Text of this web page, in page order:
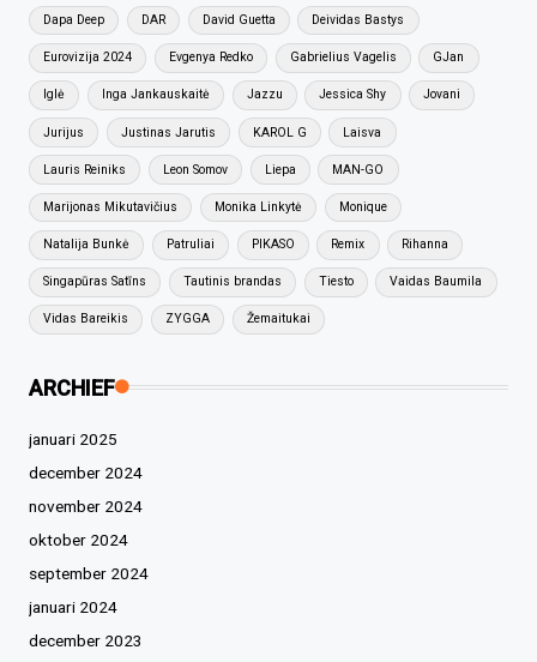
Dapa Deep DAR David Guetta Deividas Bastys
Eurovizija 2024 Evgenya Redko Gabrielius Vagelis GJan
Iglė Inga Jankauskaitė Jazzu Jessica Shy Jovani
Jurijus Justinas Jarutis KAROL G Laisva
Lauris Reiniks Leon Somov Liepa MAN-GO
Marijonas Mikutavičius Monika Linkytė Monique
Natalija Bunkė Patruliai PIKASO Remix Rihanna
Singapūras Satīns Tautinis brandas Tiesto Vaidas Baumila
Vidas Bareikis ZYGGA Žemaitukai
ARCHIEF
januari 2025
december 2024
november 2024
oktober 2024
september 2024
januari 2024
december 2023